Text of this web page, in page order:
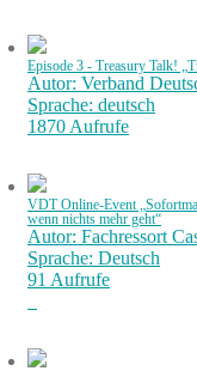
Episode 3 - Treasury Talk!
Autor: Verband
Sprache: deutsch
1870 Aufrufe
VDT Online-Event
wenn nichts mehr geht“
Autor: Fachressort
Sprache: Deutsch
91 Aufrufe